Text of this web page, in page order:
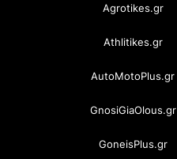
Agrotikes.gr
Athlitikes.gr
AutoMotoPlus.gr
GnosiGiaOlous.gr
GoneisPlus.gr